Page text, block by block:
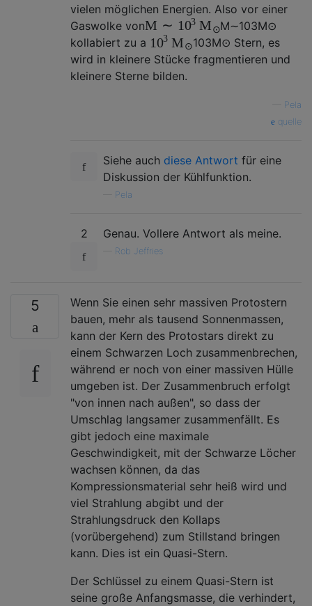
vielen möglichen Energien. Also vor einer
Gaswolke vonM ∼ 103 M ⊙M∼103M⊙
kollabiert zu a 103 M ⊙103M⊙ Stern, es
wird in kleinere Stücke fragmentieren und
kleinere Sterne bilden.
Pela
quelle
Siehe auch diese Antwort für eine
Diskussion der Kühlfunktion.
Pela
2 Genau. Vollere Antwort als meine.
Rob Jeffries
5
Wenn Sie einen sehr massiven Protostern
bauen, mehr als tausend Sonnenmassen,
kann der Kern des Protostars direkt zu
einem Schwarzen Loch zusammenbrechen,
während er noch von einer massiven Hülle
umgeben ist. Der Zusammenbruch erfolgt
"von innen nach außen", so dass der
Umschlag langsamer zusammenfällt. Es
gibt jedoch eine maximale
Geschwindigkeit, mit der Schwarze Löcher
wachsen können, da das
Kompressionsmaterial sehr heiß wird und
viel Strahlung abgibt und der
Strahlungsdruck den Kollaps
(vorübergehend) zum Stillstand bringen
kann. Dies ist ein Quasi-Stern.
Der Schlüssel zu einem Quasi-Stern ist
seine große Anfangsmasse, die verhindert,